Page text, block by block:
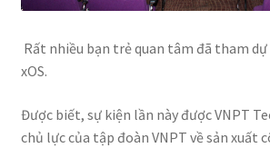
Rất nhiều bạn trẻ quan tâm đã tham
xOS.
Được biết, sự kiện lần này được VNPT
chủ lực của tập đoàn VNPT về sản xuất